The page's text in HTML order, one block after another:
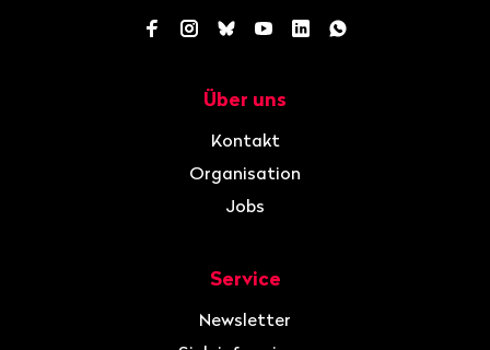
Facebook
Instagram
BlueskyYouTube
LinkedInWhatsApp
Über uns
Kontakt
Organisation
Jobs
Service
Newsletter